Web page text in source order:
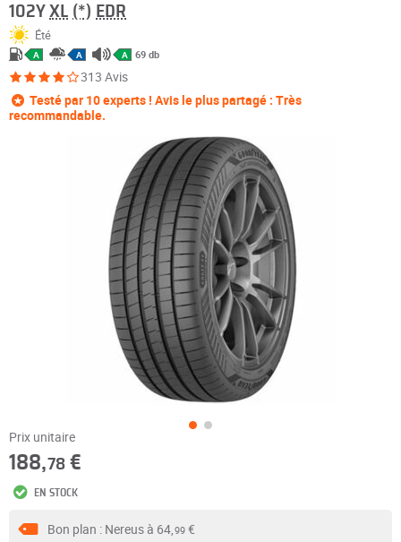
102Y XL (*) EDR
Été
A A A 69 db
313 Avis
Testé par 10 experts ! Avis le plus partagé : Très
recommandable.
Prix unitaire
188,78 €
EN STOCK
Bon plan : Nereus à 64,99€